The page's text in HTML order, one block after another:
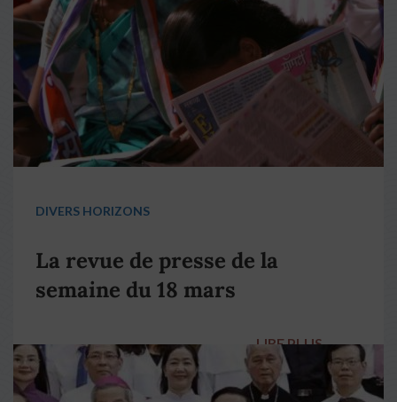
DIVERS HORIZONS
La revue de presse de la
semaine du 18 mars
LIRE PLUS →